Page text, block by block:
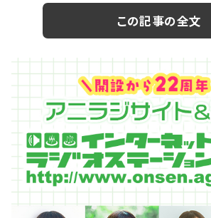
ンバーは水沢美咲（みずさわみさき）、
ひとえ）、月詠乃愛（つくよみのあ）、
な）、松岡未都（まつおかみと）、南雲
り＝写真左から）。グループのコンセプ
に潜むいたずらっ子イメージで...
この記事の全文